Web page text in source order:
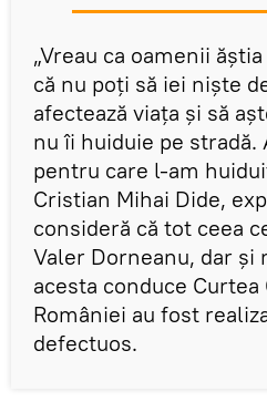
„Vreau ca oamenii
că nu poţi să iei nişte
afectează viaţa şi să
nu îi huiduie pe
pentru care l-am
Cristian Mihai Dide,
consideră că tot ceea
Valer Dorneanu, dar şi
acesta conduce
României au fost
defectuos.